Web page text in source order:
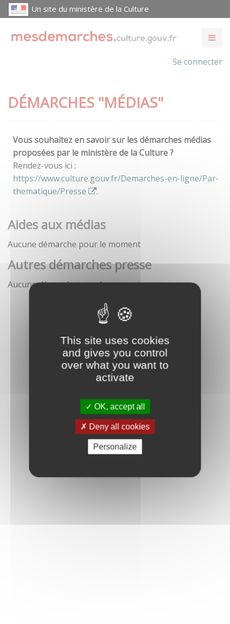
This site uses cookies
and gives you control
over what you want to
activate
OK, accept all
Deny all cookies
Personalize
Un site du ministère de la Culture
Se connecter
DÉMARCHES "MÉDIAS"
Vous souhaitez en savoir sur les démarches médias
proposées par le ministère de la Culture ?
Rendez-vous ici :
https://www.culture.gouv.fr/Demarches-en-ligne/Par-
thematique/Presse
.
Aides aux médias
Aucune démarche pour le moment
Autres démarches presse
Aucune démarche pour le moment